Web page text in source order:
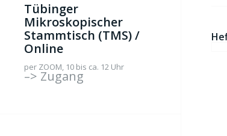
Tübinger
Mikroskopischer
Stammtisch (TMS) /
Online
per ZOOM, 10 bis ca. 12 Uhr
–> Zugang